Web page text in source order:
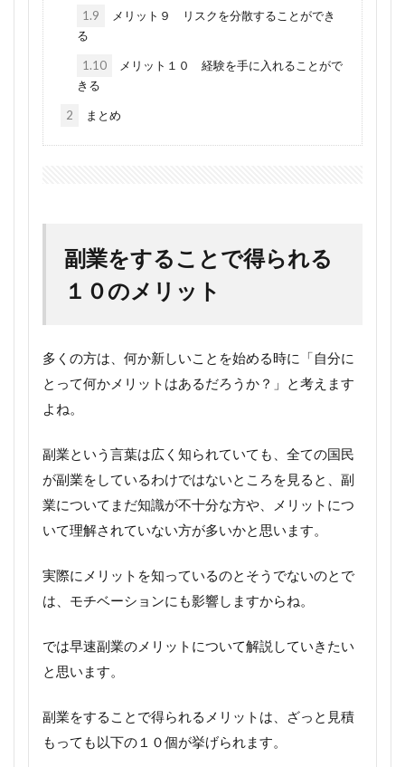
1.9
メリット９ リスクを分散することができ
る
1.10
メリット１０ 経験を手に入れることがで
きる
2 まとめ
副業をすることで得られる
１０のメリット
多くの方は、何か新しいことを始める時に「自分に
とって何かメリットはあるだろうか？」と考えます
よね。
副業という言葉は広く知られていても、全ての国民
が副業をしているわけではないところを見ると、副
業についてまだ知識が不十分な方や、メリットにつ
いて理解されていない方が多いかと思います。
実際にメリットを知っているのとそうでないのとで
は、モチベーションにも影響しますからね。
では早速副業のメリットについて解説していきたい
と思います。
副業をすることで得られるメリットは、ざっと見積
もっても以下の１０個が挙げられます。